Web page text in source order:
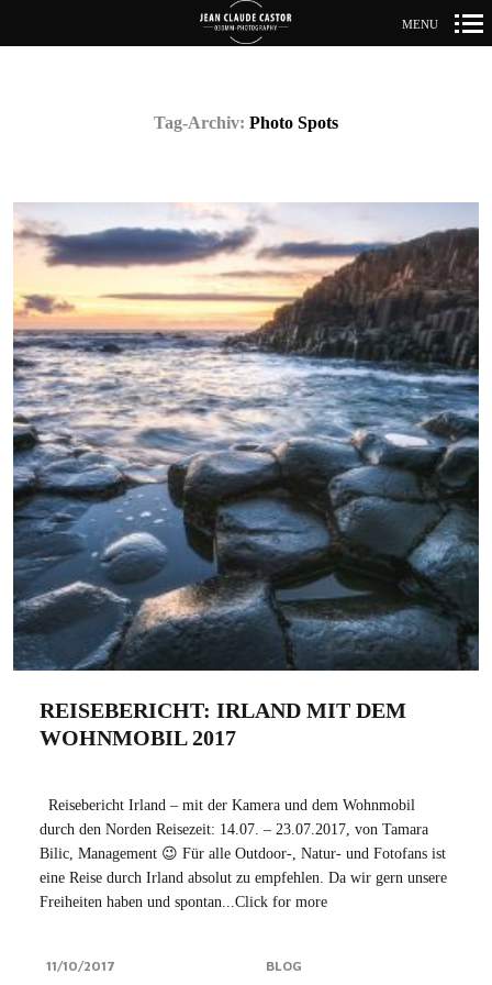
MENU
Tag-Archiv: Photo Spots
REISEBERICHT: IRLAND MIT DEM
WOHNMOBIL 2017
Reisebericht Irland – mit der Kamera und dem Wohnmobil
durch den Norden Reisezeit: 14.07. – 23.07.2017, von Tamara
Bilic, Management 😉 Für alle Outdoor-, Natur- und Fotofans ist
eine Reise durch Irland absolut zu empfehlen. Da wir gern unsere
Freiheiten haben und spontan...Click for more
11/10/2017 BLOG